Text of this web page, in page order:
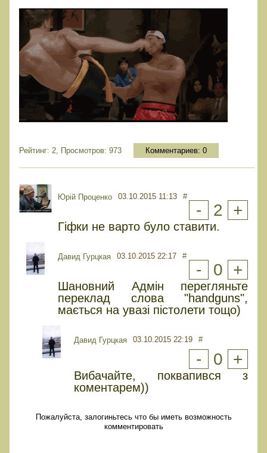
Рейтинг: 2, Просмотров: 973 Комментариев: 0
Юрiй Проценко 03.10.2015 11:13 #
- 2 +
Гіфки не варто було ставити.
Давид Гурцкая 03.10.2015 22:17 #
- 0 +
Шановний Адмін перегляньте
переклад слова "handguns",
мається на увазі пістолети тощо)
Давид Гурцкая 03.10.2015 22:19 #
- 0 +
Вибачайте, поквапився з
коментарем))
Пожалуйста, залогиньтесь что бы иметь возможность
комментировать